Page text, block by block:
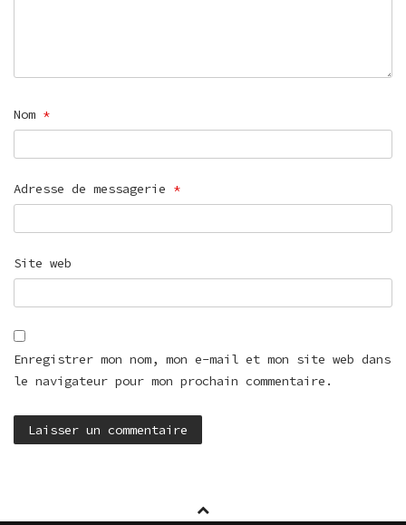
Nom *
Adresse de messagerie *
Site web
Enregistrer mon nom, mon e-mail et mon site web dans
le navigateur pour mon prochain commentaire.